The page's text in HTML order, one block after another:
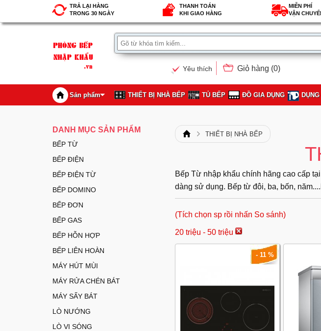
TRẢ LẠI HÀNG
TRONG 30 NGÀY
THANH TOÁN
KHI GIAO HÀNG
MIỄN PHÍ
VẬN
Giỏ hàng (0)
Yêu thích
Sản phẩm THIẾT BỊ NHÀ BẾP TỦ BẾP ĐỒ GIA DỤNG
THIẾT BỊ NHÀ BẾP
Bếp Từ nhập khẩu chính hãng cao cấp
dàng sử dụng. Bếp từ đôi, ba, bốn, năm....
(Tích chọn sp rồi nhấn So sánh)
20 triệu - 50 triệu
- 11 %
DANH MỤC SẢN PHẨM
BẾP TỪ
BẾP ĐIỆN
BẾP ĐIỆN TỪ
BẾP DOMINO
BẾP ĐƠN
BẾP GAS
BẾP HỖN HỢP
BẾP LIÊN HOÀN
MÁY HÚT MÙI
MÁY RỬA CHÉN BÁT
MÁY SẤY BÁT
LÒ NƯỚNG
LÒ VI SÓNG